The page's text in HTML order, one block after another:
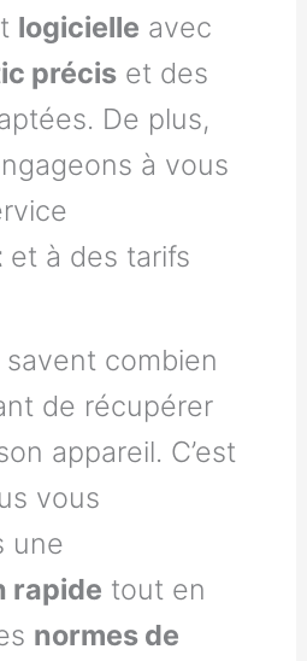
logicielle avec
précis et des
De plus,
à vous
et à des tarifs
combien
de récupérer
appareil. C’est
vous
une
rapide tout en
normes de